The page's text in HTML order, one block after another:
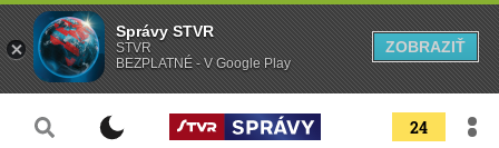
24
Správy STVR
STVR
BEZPLATNÉ - V Google Play
ZOBRAZIŤ